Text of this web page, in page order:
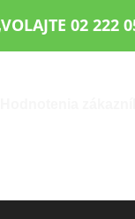
VOLAJTE 02 222